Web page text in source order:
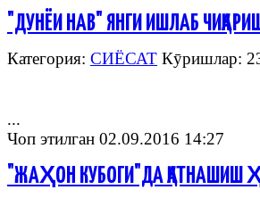
"ДУНЁИ НАВ" ЯНГИ ИШЛАБ
Категория: СИЁСАТ Кӯришлар:
...
Чоп этилган 02.09.2016 14:27
"ЖАҲОН КУБОГИ"ДА ҚАТНАШИШ